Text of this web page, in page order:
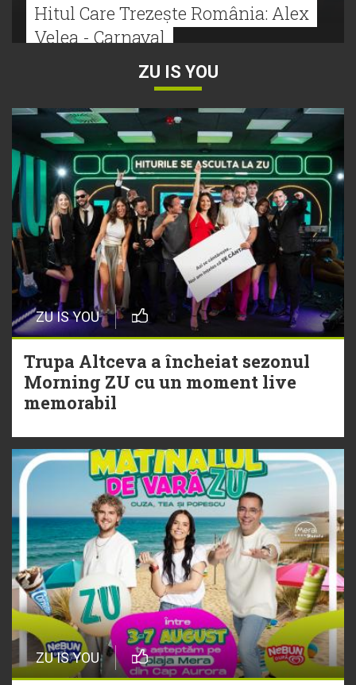
Hitul Care Trezește România: Alex
Velea - Carnaval
Bătălie strânsă la Hitul Monstru Al
Verii: Cabron versus Faydee
21 Iulie
Dă volumul mai tare! Cabron vine
cu Hitul Monstru al Verii
20 Iulie
Episod nou | Muzica Aia x DJ
Christian Thomson
20 Iulie
Torpedoul lui Morar: Theo Rose -
ZU IS YOU
ZU IS YOU
Trupa Altceva a încheiat sezonul
Morning ZU cu un moment live
memorabil
ZU IS YOU